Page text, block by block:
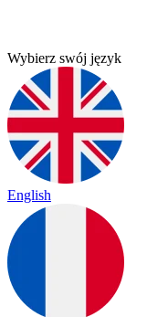
Wybierz swój język
English